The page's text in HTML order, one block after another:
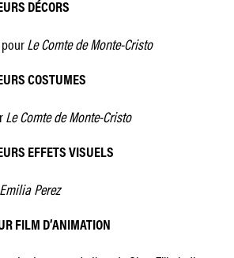
DÉCORS
Le Comte de Monte-Cristo
COSTUMES
Le Comte de Monte-Cristo
EFFETS VISUELS
Emilia Perez
FILM D’ANIMATION